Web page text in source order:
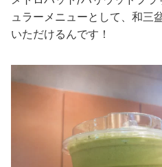
ュラーメニューとして、和三
いただけるんです！